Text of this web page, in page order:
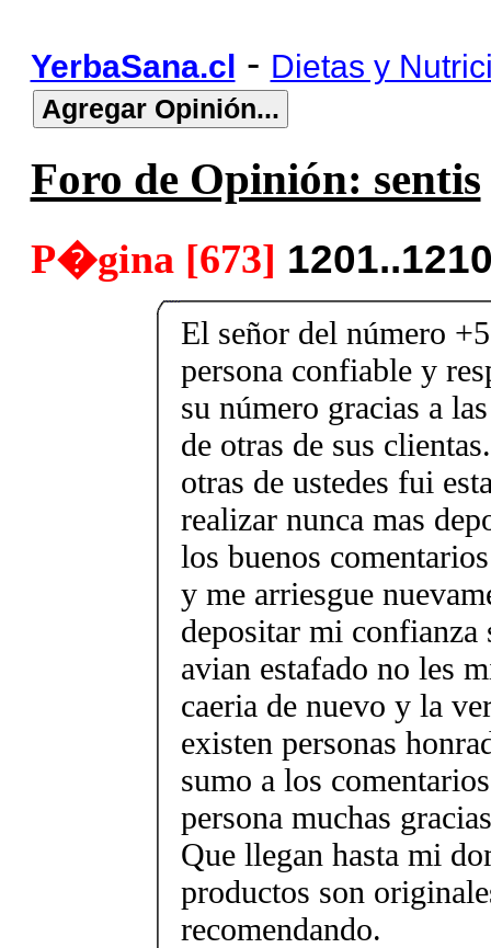
YerbaSana.cl - Dietas y
Foro de Opinión: sentis
P�gina [673]
El señor del número
persona confiable y
su número gracias a
de otras de sus
otras de ustedes fui
realizar nunca mas
los buenos
y me arriesgue
depositar mi confianza
avian estafado no les
caeria de nuevo y la
existen personas
sumo a los
persona muchas
Que llegan hasta mi
productos son
recomendando.